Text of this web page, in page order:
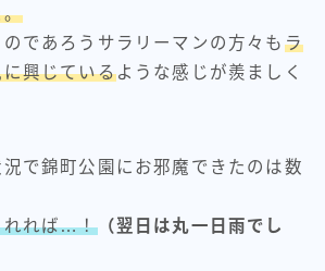
。
であろうサラリーマンの方々も ラ
興じているような感じが羨ましく
で錦町公園にお邪魔できたのは数
れれば…！（翌日は丸一日雨でし